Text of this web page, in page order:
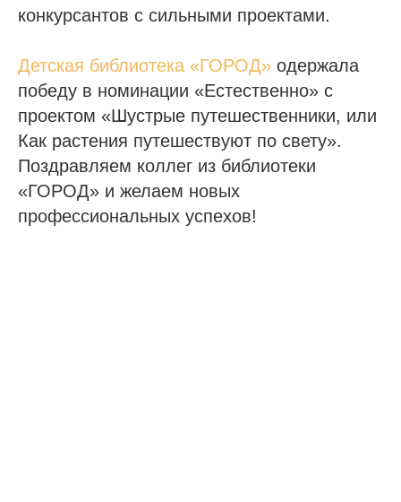
конкурсантов с сильными проектами.
Детская библиотека «ГОРОД» одержала
победу в номинации «Естественно» с
проектом «Шустрые путешественники, или
Как растения путешествуют по свету».
Поздравляем коллег из библиотеки
«ГОРОД» и желаем новых
профессиональных успехов!